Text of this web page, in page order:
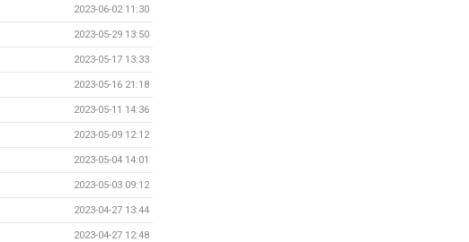
2023-06-02 11:30
2023-05-29 13:50
2023-05-17 13:33
2023-05-16 21:18
2023-05-11 14:36
2023-05-09 12:12
2023-05-04 14:01
2023-05-03 09:12
2023-04-27 13:44
2023-04-27 12:48